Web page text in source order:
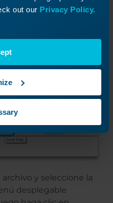
out our Privacy Policy.
en la opción
pantalla.
y seleccione la
desplegable